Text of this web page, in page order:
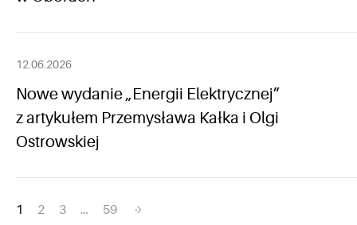
12.06.2026
Nowe wydanie „Energii Elektrycznej”
z artykułem Przemysława Kałka i Olgi
Ostrowskiej
Nawigacja
1 2 3 … 59